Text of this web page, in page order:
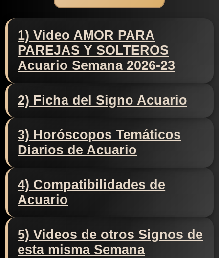
1) Video AMOR PARA
PAREJAS Y SOLTEROS
Acuario Semana 2026-23
2) Ficha del Signo Acuario
3) Horóscopos Temáticos
Diarios de Acuario
4) Compatibilidades de
Acuario
5) Videos de otros Signos de
esta misma Semana